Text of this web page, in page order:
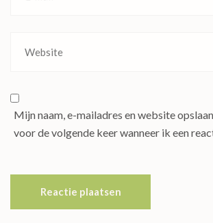
Mijn naam, e-mailadres en website
voor de volgende keer wanneer ik een